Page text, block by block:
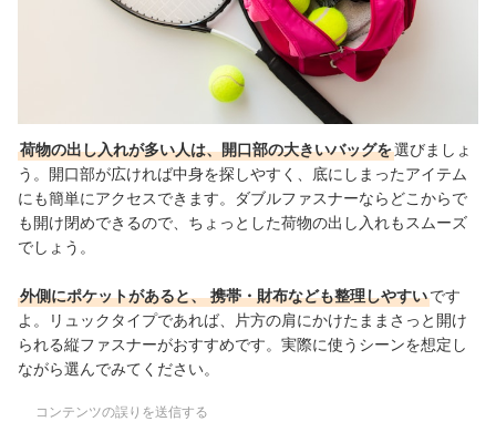
荷物の出し入れが多い人は、開口部の大きいバッグを選びましょ
う。開口部が広ければ中身を探しやすく、底にしまったアイテム
にも簡単にアクセスできます。ダブルファスナーならどこからで
も開け閉めできるので、ちょっとした荷物の出し入れもスムーズ
でしょう。
外側にポケットがあると、 携帯・財布なども整理しやすいです
よ。リュックタイプであれば、片方の肩にかけたままさっと開け
られる縦ファスナーがおすすめです。実際に使うシーンを想定し
ながら選んでみてください。
コンテンツの誤りを送信する